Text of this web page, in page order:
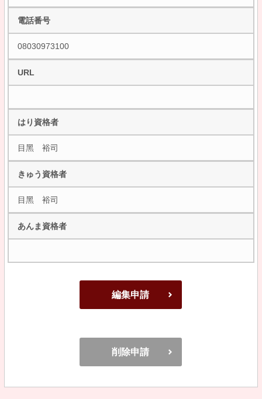
電話番号
08030973100
URL
はり資格者
目黑 裕司
きゅう資格者
目黑 裕司
あんま資格者
編集申請
削除申請